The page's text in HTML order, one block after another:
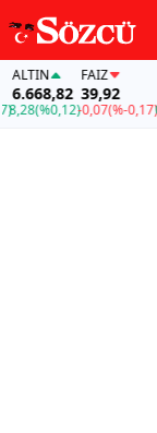
(%0,12)
FAİZ
39,92
-0,07(%-0,17)0,00